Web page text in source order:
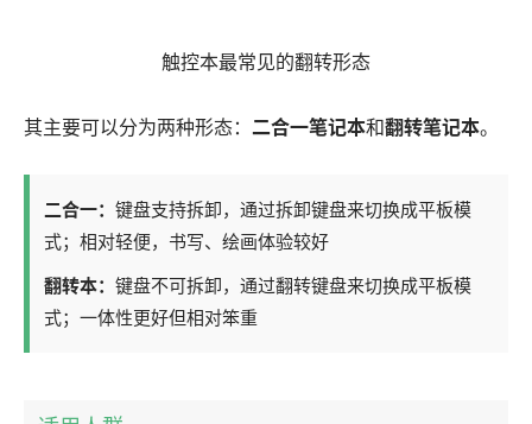
触控本最常见的翻转形态
其主要可以分为两种形态： 二合一笔记本和翻转笔记本。
二合一： 键盘支持拆卸，通过拆卸键盘来切换成平板模
式；相对轻便，书写、绘画体验较好
翻转本： 键盘不可拆卸，通过翻转键盘来切换成平板模
式；一体性更好但相对笨重